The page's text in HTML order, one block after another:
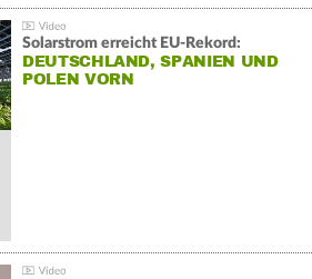
Solarstrom erreicht EU-Rekord:
DEUTSCHLAND, SPANIEN UND
POLEN VORN